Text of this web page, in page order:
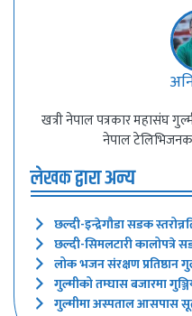
खत्री नेपाल पत्रकार महासंघ
नेपाल
लेखक द्वारा अन्य
छल्दी-इन्द्रेगौडा सडक
छल्दी-सिमलटारी कालोपत्रे
लोक भजन संरक्षण प्रतिष्ठान
गुल्मीको तम्घास बजारमा
गुल्मीमा अस्पताल आसपास